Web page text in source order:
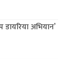
अभियान’